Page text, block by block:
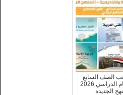
الصف السابع
اليمن للعام الدراسي 2026
الجديدة